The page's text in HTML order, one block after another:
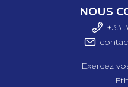
NOUS
+33
Exercez